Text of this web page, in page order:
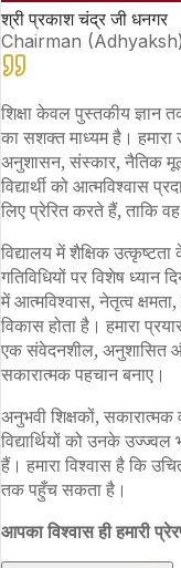
श्री प्रकाश चंद्र जी धनगर
Chairman (Adhyaksh)
शिक्षा केवल पुस्तकीय ज्ञान
का सशक्त माध्यम है। हमारा
अनुशासन, संस्कार, नैतिक
विद्यार्थी को आत्मविश्वास
लिए प्रेरित करते हैं, ताकि
विद्यालय में शैक्षिक
गतिविधियों पर विशेष ध्यान
में आत्मविश्वास, नेतृत्व
विकास होता है। हमारा
एक संवेदनशील, अनुशासित
सकारात्मक पहचान बनाए।
अनुभवी शिक्षकों,
विद्यार्थियों को उनके
हैं। हमारा विश्वास है कि
तक पहुँच सकता है।
आपका विश्वास ही हमारी